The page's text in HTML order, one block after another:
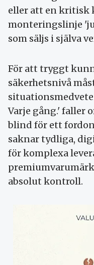
eller att en kritisk
monteringslinje
som säljs i själva
För att tryggt
säkerhetsnivå
Varje gång.' faller
blind för ett
saknar tydliga,
för komplexa
absolut kontroll.